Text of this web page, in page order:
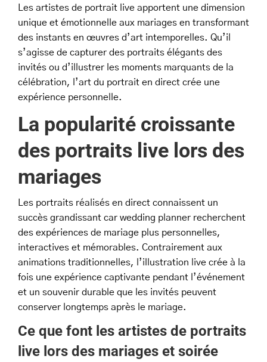
Les artistes de portrait live apportent une dimension
unique et émotionnelle aux mariages en transformant
des instants en œuvres d’art intemporelles. Qu’il
s’agisse de capturer des portraits élégants des
invités ou d’illustrer les moments marquants de la
célébration, l’art du portrait en direct crée une
expérience personnelle.
La popularité croissante
des portraits live lors des
mariages
Les portraits réalisés en direct connaissent un
succès grandissant car wedding planner recherchent
des expériences de mariage plus personnelles,
interactives et mémorables. Contrairement aux
animations traditionnelles, l’illustration live crée à la
fois une expérience captivante pendant l’événement
et un souvenir durable que les invités peuvent
conserver longtemps après le mariage.
Ce que font les artistes de portraits
live lors des mariages et soirée